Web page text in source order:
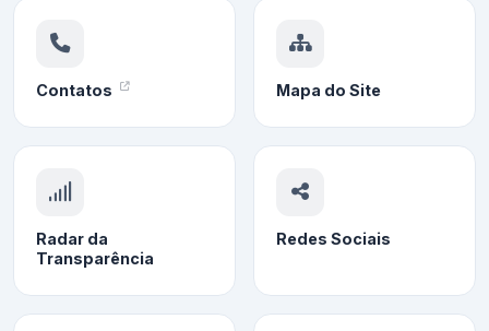
Contatos Mapa do Site
Radar da
Transparência
Redes Sociais